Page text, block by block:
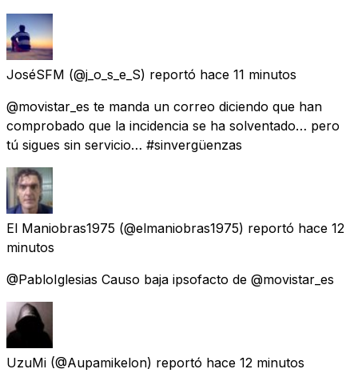
JoséSFM (@j_o_s_e_S) reportó hace 11 minutos
@movistar_es te manda un correo diciendo que han
comprobado que la incidencia se ha solventado… pero
tú sigues sin servicio… #sinvergüenzas
El Maniobras1975 (@elmaniobras1975) reportó hace 12
minutos
@PabloIglesias Causo baja ipsofacto de @movistar_es
UzuMi (@Aupamikelon) reportó hace 12 minutos